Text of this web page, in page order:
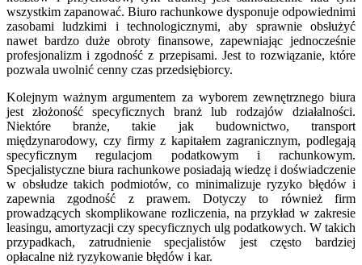
wszystkim zapanować. Biuro rachunkowe dysponuje odpowiednimi
zasobami ludzkimi i technologicznymi, aby sprawnie obsłużyć
nawet bardzo duże obroty finansowe, zapewniając jednocześnie
profesjonalizm i zgodność z przepisami. Jest to rozwiązanie, które
pozwala uwolnić cenny czas przedsiębiorcy.
Kolejnym ważnym argumentem za wyborem zewnętrznego biura
jest złożoność specyficznych branż lub rodzajów działalności.
Niektóre branże, takie jak budownictwo, transport
międzynarodowy, czy firmy z kapitałem zagranicznym, podlegają
specyficznym regulacjom podatkowym i rachunkowym.
Specjalistyczne biura rachunkowe posiadają wiedzę i doświadczenie
w obsłudze takich podmiotów, co minimalizuje ryzyko błędów i
zapewnia zgodność z prawem. Dotyczy to również firm
prowadzących skomplikowane rozliczenia, na przykład w zakresie
leasingu, amortyzacji czy specyficznych ulg podatkowych. W takich
przypadkach, zatrudnienie specjalistów jest często bardziej
opłacalne niż ryzykowanie błędów i kar.